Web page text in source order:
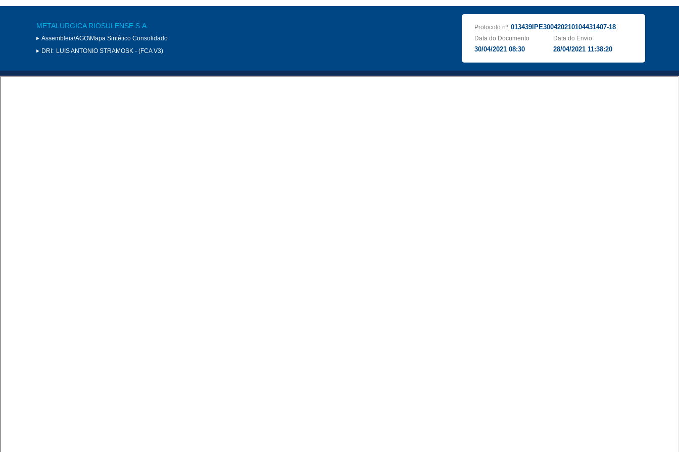
METALURGICA RIOSULENSE S.A.
Assembleia\AGO\Mapa Sintético Consolidado
DRI: LUIS ANTONIO STRAMOSK - (FCA V3)
Protocolo nº: 013439IPE300420210104431407-18
Data do Documento
30/04/2021 08:30
Data do Envio
28/04/2021 11:38:20